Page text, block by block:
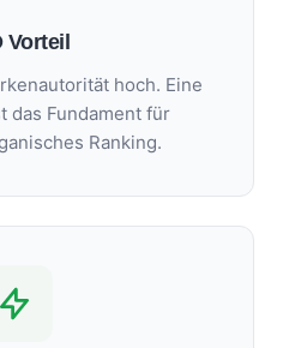
Vorteil
hoch. Eine
das Fundament für
Ranking.